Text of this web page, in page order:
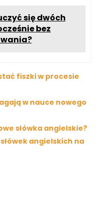
się dwóch
bez
fiszki w procesie
w nauce nowego
słówka angielskie?
angielskich na